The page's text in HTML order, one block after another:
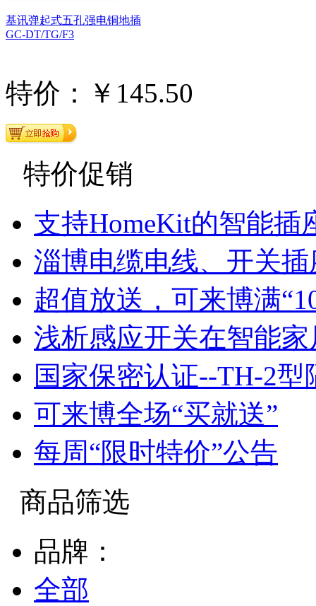
基讯弹起式五孔强电铜地插
GC-DT/TG/F3
特价：￥145.50
特价促销
支持HomeKit的智能插
淄博电缆电线、开关
超值放送，可来博满
浅析感应开关在智能
国家保密认证--TH-2
可来博全场“买就送”
每周“限时特价”公告
商品筛选
品牌：
全部